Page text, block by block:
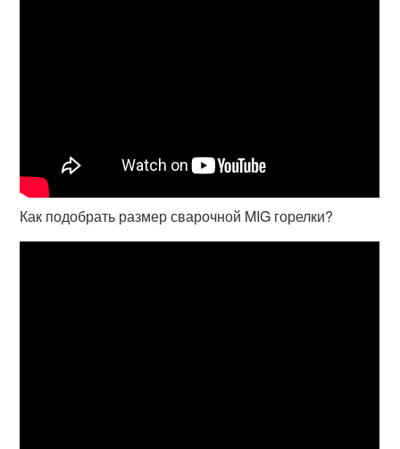
Как подобрать размер сварочной MIG горелки?